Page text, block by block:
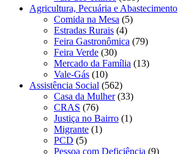
Agricultura, Pecuária e Abastecimento
Comida na Mesa (5)
Estradas Rurais (4)
Feira Gastronômica (79)
Feira Verde (30)
Mercado da Família (13)
Vale-Gás (10)
Assistência Social (562)
Casa da Mulher(33)
CRAS (76)
Justiça no Bairro (1)
Migrante (1)
PCD (5)
Pessoa com Deficiência (9)